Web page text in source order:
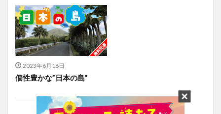
2023年6月16日
個性豊かな”日本の島”